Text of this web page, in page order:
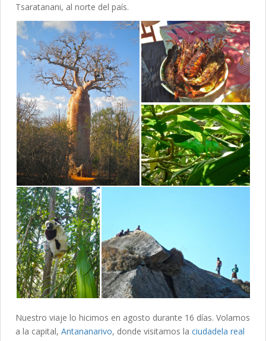
Tsaratanani, al norte del país.
Nuestro viaje lo hicimos en agosto durante 16 días. Volamos
a la capital, Antananarivo, donde visitamos la ciudadela real